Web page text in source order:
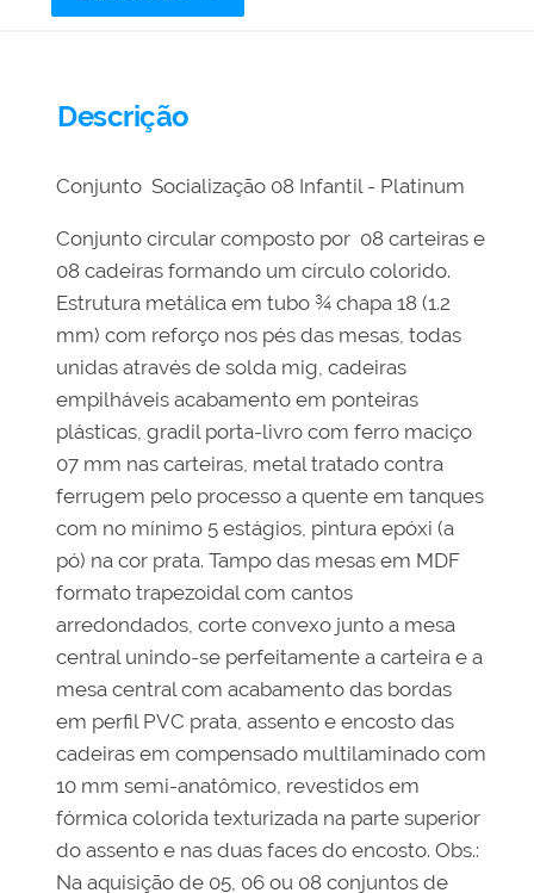
Descrição
Conjunto Socialização 08 Infantil - Platinum
Conjunto circular composto por 08 carteiras e
08 cadeiras formando um círculo colorido.
Estrutura metálica em tubo ¾ chapa 18 (1.2
mm) com reforço nos pés das mesas, todas
unidas através de solda mig, cadeiras
empilháveis acabamento em ponteiras
plásticas, gradil porta-livro com ferro maciço
07 mm nas carteiras, metal tratado contra
ferrugem pelo processo a quente em tanques
com no mínimo 5 estágios, pintura epóxi (a
pó) na cor prata. Tampo das mesas em MDF
formato trapezoidal com cantos
arredondados, corte convexo junto a mesa
central unindo-se perfeitamente a carteira e a
mesa central com acabamento das bordas
em perfil PVC prata, assento e encosto das
cadeiras em compensado multilaminado com
10 mm semi-anatômico, revestidos em
fórmica colorida texturizada na parte superior
do assento e nas duas faces do encosto. Obs.:
Na aquisição de 05, 06 ou 08 conjuntos de